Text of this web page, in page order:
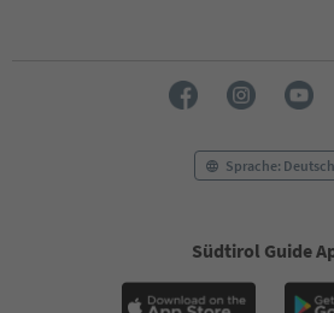
Sprache: Deutsch
Südtirol Guide